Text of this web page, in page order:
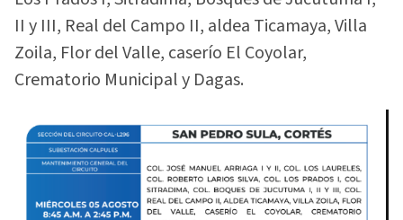
II y III, Real del Campo II, aldea Ticamaya, Villa
Zoila, Flor del Valle, caserío El Coyolar,
Crematorio Municipal y Dagas.